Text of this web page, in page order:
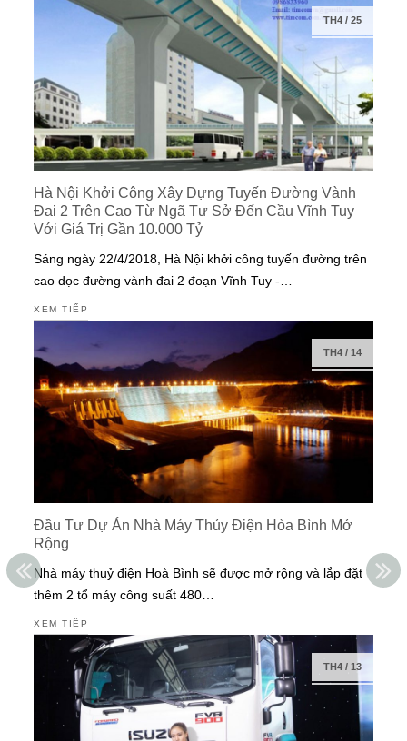
TH4/ 25
Hà Nội Khởi Công Xây Dựng Tuyến Đường Vành
Đai 2 Trên Cao Từ Ngã Tư Sở Đến Cầu Vĩnh Tuy
Với Giá Trị Gần 10.000 Tỷ
Sáng ngày 22/4/2018, Hà Nội khởi công tuyến đường trên
cao dọc đường vành đai 2 đoạn Vĩnh Tuy -…
XEM TIẾP
TH4/ 14
Đầu Tư Dự Án Nhà Máy Thủy Điện Hòa Bình Mở
Rộng
Nhà máy thuỷ điện Hoà Bình sẽ được mở rộng và lắp đặt
thêm 2 tổ máy công suất 480…
XEM TIẾP
TH4/ 13